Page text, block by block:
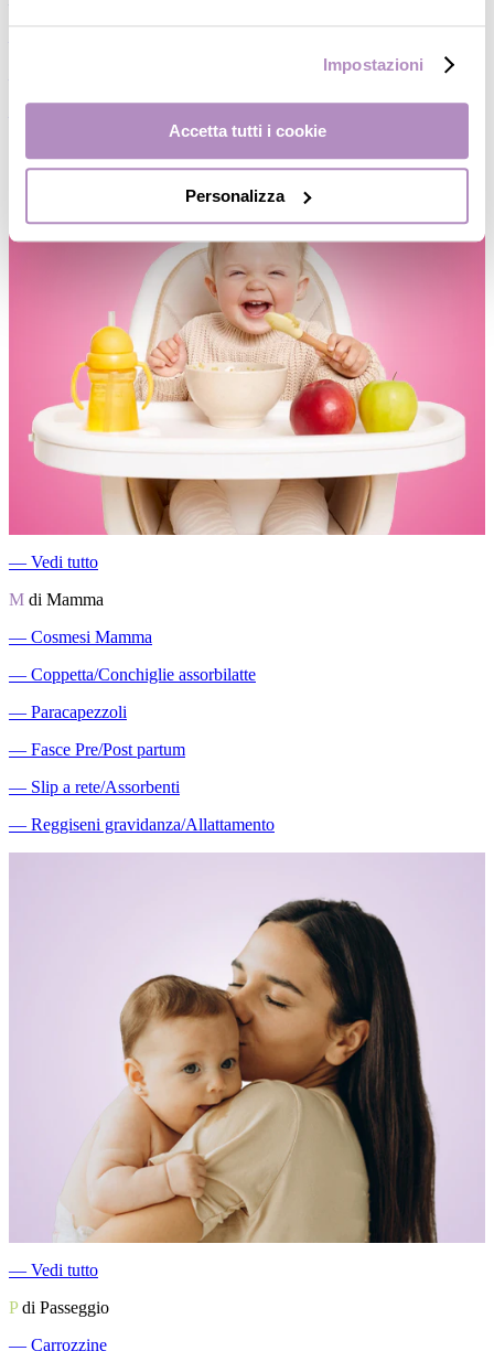
Impostazioni
Accetta tutti i cookie
Personalizza
― Vedi tutto
M di Mamma
― Cosmesi Mamma
― Coppetta/Conchiglie assorbilatte
― Paracapezzoli
― Fasce Pre/Post partum
― Slip a rete/Assorbenti
― Reggiseni gravidanza/Allattamento
― Vedi tutto
Pdi Passeggio
― Carrozzine